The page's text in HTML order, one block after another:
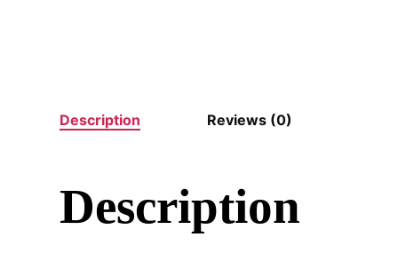
Description Reviews (0)
Description